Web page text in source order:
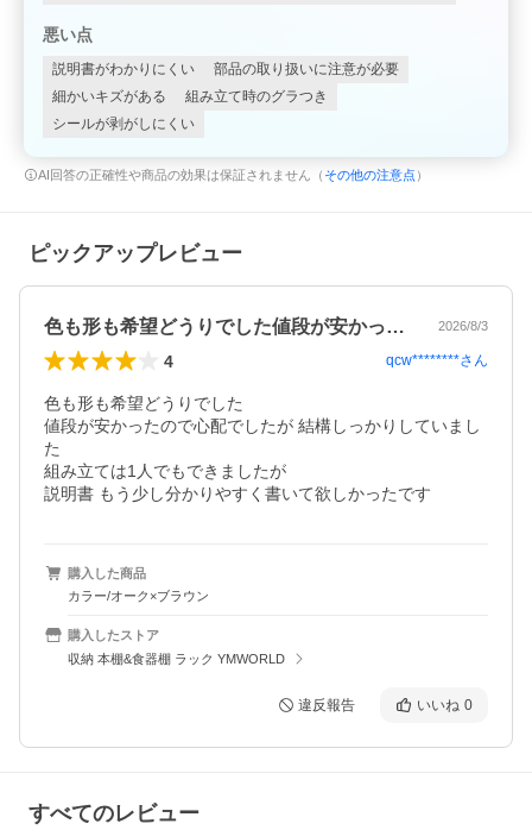
悪い点
説明書がわかりにくい
部品の取り扱いに注意が必要
細かいキズがある
組み立て時のグラつき
シールが剥がしにくい
AI回答の正確性や商品の効果は保証されません（ その他の注意点 ）
ピックアップレビュー
色も形も希望どうりでした値段が安かった… 2026/8/3
4 qcw********さん
色も形も希望どうりでした
値段が安かったので心配でしたが 結構しっかりしていまし
た
組み立ては1人でもできましたが
説明書 もう少し分かりやすく書いて欲しかったです
購入した商品
カラー/オーク×ブラウン
購入したストア
収納 本棚&食器棚 ラック YMWORLD
違反報告 いいね 0
すべてのレビュー